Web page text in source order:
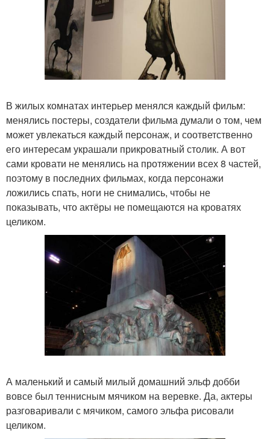
В жилых комнатах интерьер менялся каждый фильм:
менялись постеры, создатели фильма думали о том, чем
может увлекаться каждый персонаж, и соответственно
его интересам украшали прикроватный столик. А вот
сами кровати не менялись на протяжении всех 8 частей,
поэтому в последних фильмах, когда персонажи
ложились спать, ноги не снимались, чтобы не
показывать, что актёры не помещаются на кроватях
целиком.
А маленький и самый милый домашний эльф добби
вовсе был теннисным мячиком на веревке. Да, актеры
разговаривали с мячиком, самого эльфа рисовали
целиком.